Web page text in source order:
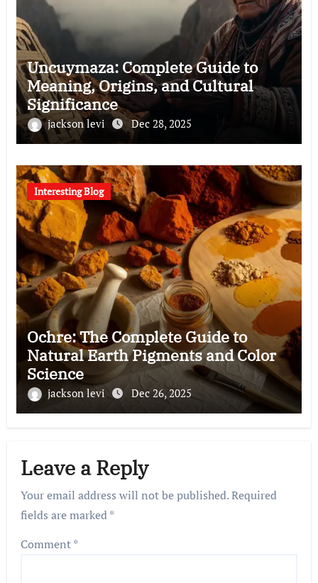
Uncuymaza: Complete Guide to
Meaning, Origins, and Cultural
Significance
jackson levi Dec 28, 2025
Interesting Blog
Ochre: The Complete Guide to
Natural Earth Pigments and Color
Science
jackson levi Dec 26, 2025
Leave a Reply
Your email address will not be published.Required
fields are marked*
Comment*